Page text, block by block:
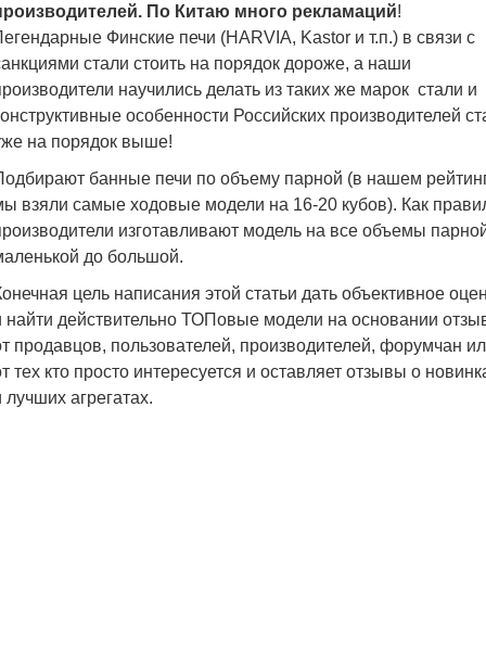
По Китаю много рекламаций!
Финские печи (HARVIA, Kastor и т.п.) в связи с
стали стоить на порядок дороже, а наши
научились делать из таких же марок стали и
особенности Российских производителей
на порядок выше!
банные печи по объему парной (в нашем
взяли самые ходовые модели на 16-20 кубов). Как
изготавливают модель на все объемы
до большой.
цель написания этой статьи дать объективное
найти действительно ТОПовые модели на основании
продавцов, пользователей, производителей, форумчан
тех кто просто интересуется и оставляет отзывы о
лучших агрегатах.